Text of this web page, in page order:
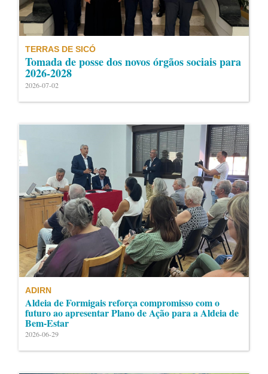
TERRAS DE SICÓ
Tomada de posse dos novos órgãos sociais para
2026-2028
2026-07-02
ADIRN
Aldeia de Formigais reforça compromisso com o
futuro ao apresentar Plano de Ação para a Aldeia de
Bem-Estar
2026-06-29